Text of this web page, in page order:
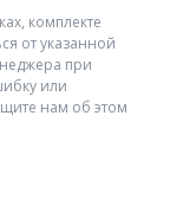
комплекте
от указанной
при
или
нам об этом